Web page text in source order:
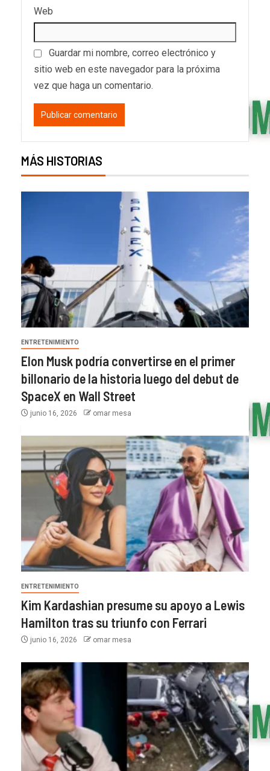
Web
Guardar mi nombre, correo electrónico y
sitio web en este navegador para la próxima
vez que haga un comentario.
MÁS HISTORIAS
ENTRETENIMIENTO
Elon Musk podría convertirse en el primer
billonario de la historia luego del debut de
SpaceX en Wall Street
junio 16, 2026 omar mesa
ENTRETENIMIENTO
Kim Kardashian presume su apoyo a Lewis
Hamilton tras su triunfo con Ferrari
junio 16, 2026 omar mesa